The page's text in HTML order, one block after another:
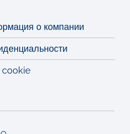
о компании
cookie